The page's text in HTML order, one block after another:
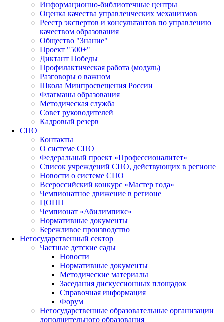
Информационно-библиотечные центры
Оценка качества управленческих механизмов
Реестр экспертов и консультантов по управлению
качеством образования
Общество "Знание"
Проект "500+"
Диктант Победы
Профилактическая работа (модуль)
Разговоры о важном
Школа Минпросвещения России
Флагманы образования
Методическая служба
Совет руководителей
Кадровый резерв
СПО
Контакты
О системе СПО
Федеральный проект «Профессионалитет»
Список учреждений СПО, действующих в регионе
Новости о системе СПО
Всероссийский конкурс «Мастер года»
Чемпионатное движение в регионе
ЦОПП
Чемпионат «Абилимпикс»
Нормативные документы
Бережливое производство
Негосударственный сектор
Частные детские сады
Новости
Нормативные документы
Методические материалы
Заседания дискуссионных площадок
Справочная информация
Форум
Негосударственные образовательные организации
дополнительного образования